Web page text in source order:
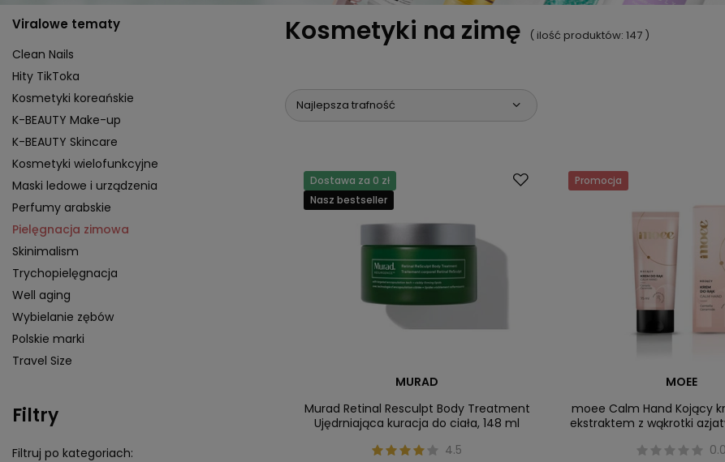
Viralowe tematy
Clean Nails
Hity TikToka
Kosmetyki koreańskie
K-BEAUTY Make-up
K-BEAUTY Skincare
Kosmetyki wielofunkcyjne
Maski ledowe i urządzenia
Perfumy arabskie
Pielęgnacja zimowa
Skinimalism
Trychopielęgnacja
Well aging
Wybielanie zębów
Polskie marki
Travel Size
Filtry
Filtruj po kategoriach:
Kosmetyki na zimę ( ilość produktów: 147 )
Najlepsza trafność
Dostawa za 0 zł
Nasz bestseller
MURAD
Murad Retinal Resculpt Body Treatment
Ujędrniająca kuracja do ciała, 148 ml
4.5
Promocja
MOEE
moee Calm Hand Kojący
ekstraktem z wąkrotki
0.0